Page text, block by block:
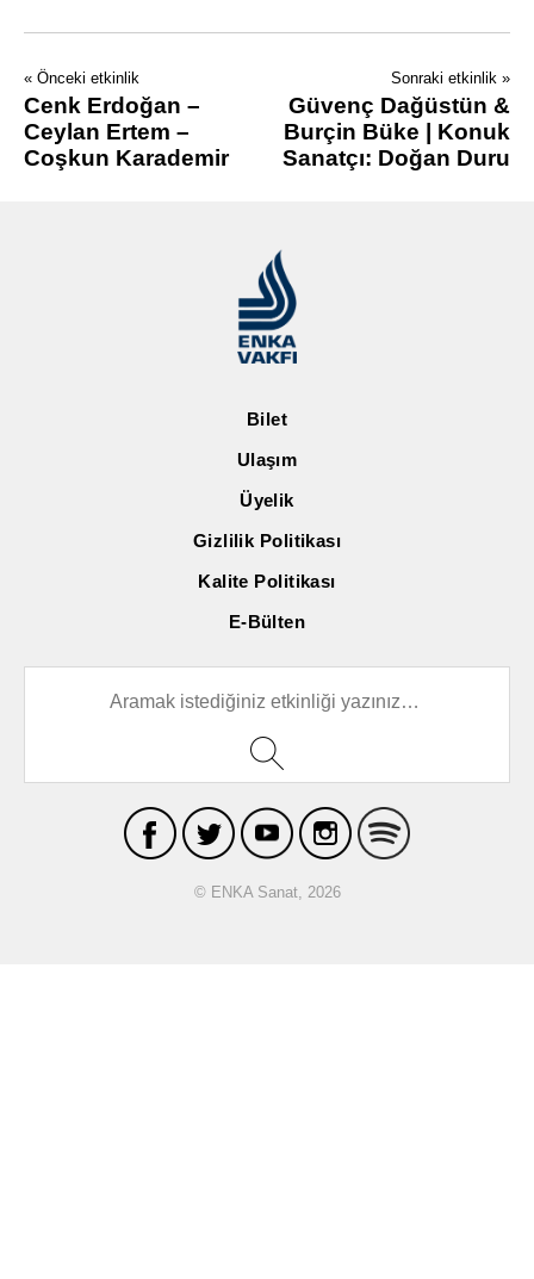
« Önceki etkinlik
Cenk Erdoğan –
Ceylan Ertem –
Coşkun Karademir
Sonraki etkinlik »
Güvenç Dağüstün &
Burçin Büke | Konuk
Sanatçı: Doğan Duru
Bilet
Ulaşım
Üyelik
Gizlilik Politikası
Kalite Politikası
E-Bülten
© ENKA Sanat, 2026